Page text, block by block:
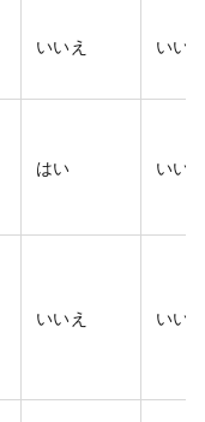
いいえ いい
はい いい
いいえ いい